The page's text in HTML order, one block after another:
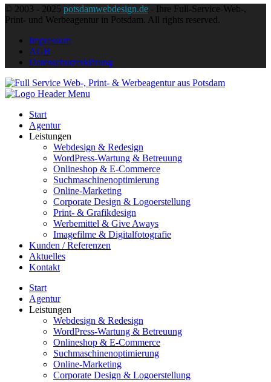
© 2003 - 2025 potsdamwebdesign.de - Ihre Full-Service-Web-,
Print- und Werbeagentur in Potsdam. All rights reserved.
Impressum
AGB
Datenschutzerklärung
Start
Agentur
Leistungen
Webdesign & Redesign
WordPress-Wartung & Betreuung
Onlineshop & E-Commerce
Suchmaschinenoptimierung
Online-Marketing
Corporate Design & Logoerstellung
Print- & Grafikdesign
Werbemittel & Give Aways
Imagefilme & Digitalfotografie
Kunden / Referenzen
Aktuelles
Kontakt
Start
Agentur
Leistungen
Webdesign & Redesign
WordPress-Wartung & Betreuung
Onlineshop & E-Commerce
Suchmaschinenoptimierung
Online-Marketing
Corporate Design & Logoerstellung